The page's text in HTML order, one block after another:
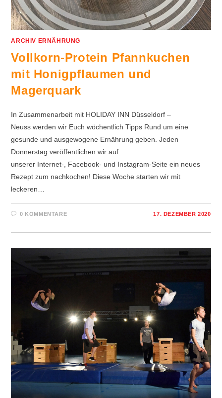
ARCHIV ERNÄHRUNG
Vollkorn-Protein Pfannkuchen
mit Honigpflaumen und
Magerquark
In Zusammenarbeit mit HOLIDAY INN Düsseldorf –
Neuss werden wir Euch wöchentlich Tipps Rund um eine
gesunde und ausgewogene Ernährung geben. Jeden
Donnerstag veröffentlichen wir auf
unserer Internet-, Facebook- und Instagram-Seite ein neues
Rezept zum nachkochen! Diese Woche starten wir mit
leckeren…
0 KOMMENTARE 17. DEZEMBER 2020